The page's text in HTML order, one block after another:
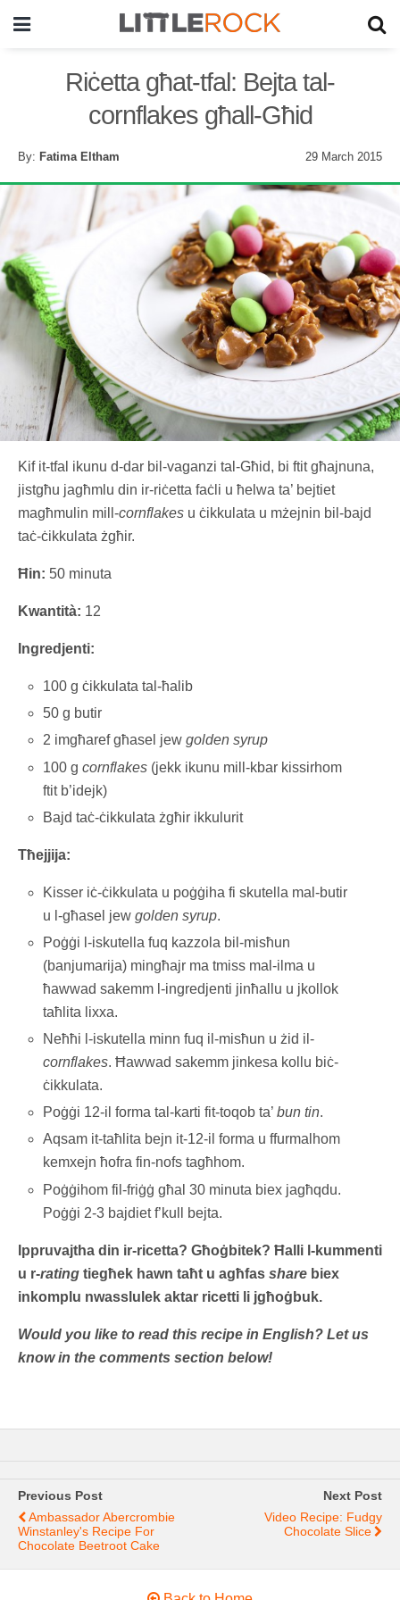
Riċetta għat-tfal: Bejta tal-
cornflakes għall-Għid
By: Fatima Eltham 29 March 2015
Kif it-tfal ikunu d-dar bil-vaganzi tal-Għid, bi ftit għajnuna,
jistgħu jagħmlu din ir-riċetta faċli u ħelwa ta’ bejtiet
magħmulin mill-cornflakes u ċikkulata u mżejnin bil-bajd
taċ-ċikkulata żgħir.
Ħin: 50 minuta
Kwantità: 12
Ingredjenti:
100 g ċikkulata tal-ħalib
50 g butir
2 imgħaref għasel jewgolden syrup
100 gcornflakes (jekk ikunu mill-kbar kissirhom
ftit b’idejk)
Bajd taċ-ċikkulata żgħir ikkulurit
Tħejjija:
Kisser iċ-ċikkulata u poġġiha fi skutella mal-butir
u l-għasel jewgolden syrup.
Poġġi l-iskutella fuq kazzola bil-misħun
(banjumarija) mingħajr ma tmiss mal-ilma u
ħawwad sakemm l-ingredjenti jinħallu u jkollok
taħlita lixxa.
Neħħi l-iskutella minn fuq il-misħun u żid il-
cornflakes. Ħawwad sakemm jinkesa kollu biċ-
ċikkulata.
Poġġi 12-il forma tal-karti fit-toqob ta’bun tin.
Aqsam it-taħlita bejn it-12-il forma u ffurmalhom
kemxejn ħofra fin-nofs tagħhom.
Poġġihom fil-friġġ għal 30 minuta biex jagħqdu.
Poġġi 2-3 bajdiet f’kull bejta.
Ippruvajtha din ir-ricetta? Għoġbitek? Ħalli l-kummenti
u r-rating tiegħek hawn taħt u agħfas share biex
inkomplu nwasslulek aktar ricetti li jgħoġbuk.
Would you like to read this recipe in English? Let us
know in the comments section below!
Previous Post
Ambassador Abercrombie
Winstanley's Recipe For
Chocolate Beetroot Cake
Next Post
Video Recipe: Fudgy
Chocolate Slice